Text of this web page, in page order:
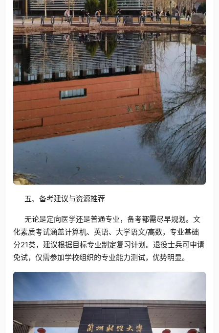
五、备考建议与资源推荐
无论是定向医学还是普通专业，备考都需尽早规划。文
化素质考试涵盖计算机、英语、大学语文/高数，专业基础
分21类，建议根据目标专业制定复习计划。退役士兵可申请
免试，仅需参加学校组织的专业能力测试，优势明显。